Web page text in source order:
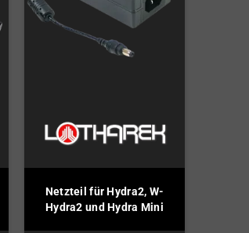
Netzteil für Hydra2, W-
Hydra2 und Hydra Mini